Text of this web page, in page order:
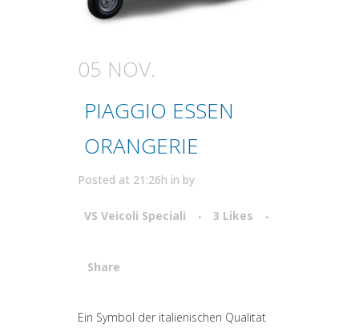
05 NOV.
PIAGGIO ESSEN
ORANGERIE
Posted at 21:26h in by
VS Veicoli Speciali 3 Likes
Share
Attiva comando
Ein Symbol der italienischen Qualität